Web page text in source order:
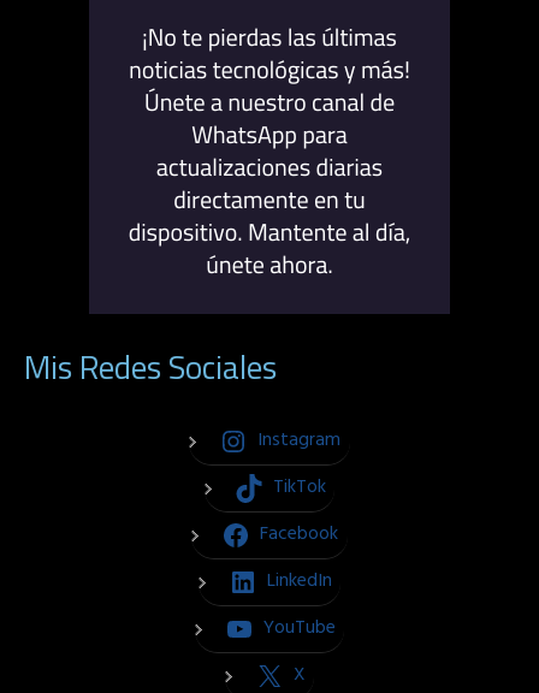
Mis Redes Sociales
Instagram
TikTok
Facebook
LinkedIn
YouTube
X